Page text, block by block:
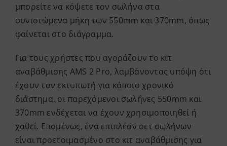
μπορείτε να κόψετε τον σωλήνα στα
συνιστώμενα μήκη των 550mm και 370mm, όπως
φαίνεται στο διάγραμμα.
Για τους χρήστες που αγοράζουν το κιτ
αναβάθμισης AMS 2 Pro, λαμβάνοντας υπόψη ότι
έχουν τον εκτυπωτή για κάποιο χρονικό
διάστημα, οι παρεχόμενοι σωλήνες 550mm και
370mm ενδέχεται να έχουν χρησιμοποιηθεί ή
χαθεί. Επομένως, ένα επιπλέον σετ σωλήνων
είναι προετοιμασμένο στο κιτ αναβάθμισης για